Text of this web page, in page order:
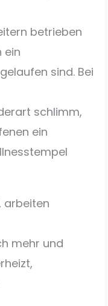
betrieben
ein
sind. Bei
schlimm,
ein
arbeiten
mehr und